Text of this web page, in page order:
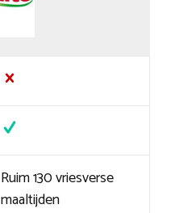
Ruim 130 vriesverse
maaltijden